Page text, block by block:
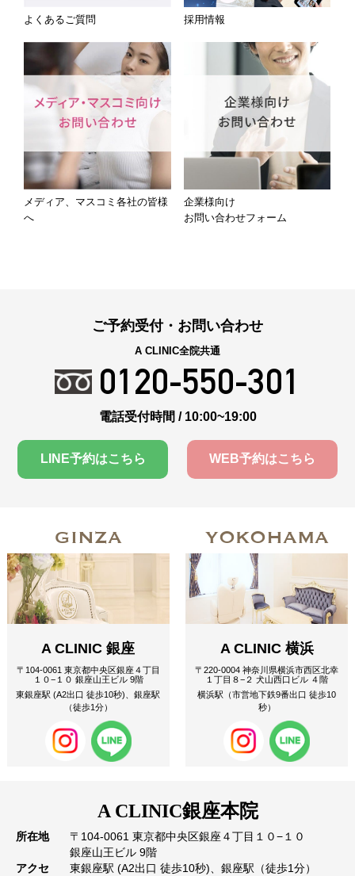
よくあるご質問 採用情報
メディア、マスコミ各社の皆様
へ
企業様向け
お問い合わせフォーム
ご予約受付・お問い合わせ
A CLINIC全院共通
0120-550-301
電話受付時間 / 10:00~19:00
LINE予約はこちら WEB予約はこちら
GINZA
A CLINIC 銀座
〒104-0061 東京都中央区銀座４丁目
１０−１０ 銀座山王ビル 9階
東銀座駅 (A2出口 徒歩10秒)、銀座駅
（徒歩1分）
YOKOHAMA
A CLINIC 横浜
〒220-0004 神奈川県横浜市西区北幸
１丁目８−２ 犬山西口ビル ４階
横浜駅（市営地下鉄9番出口 徒歩10
秒）
A CLINIC銀座本院
所在地
〒104-0061 東京都中央区銀座４丁目１０−１０
銀座山王ビル 9階
アクセ
東銀座駅 (A2出口 徒歩10秒)、銀座駅（徒歩1分）